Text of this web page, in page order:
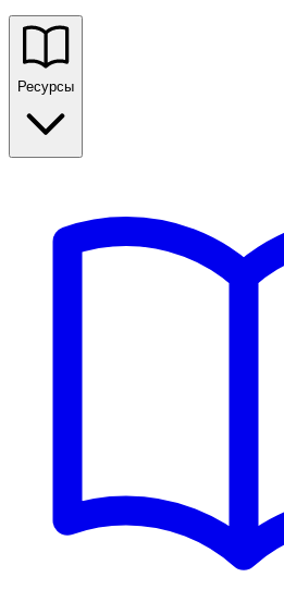
Ресурсы